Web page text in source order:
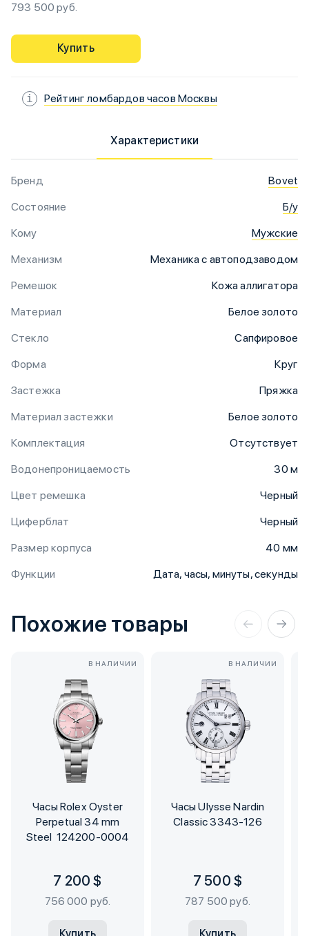
793 500 руб.
Купить
Рейтинг ломбардов часов Москвы
Характеристики
Бренд
Bovet
Состояние
Б/у
Кому
Мужские
Механизм
Механика с автоподзаводом
Ремешок
Кожа аллигатора
Материал
Белое золото
Стекло
Сапфировое
Форма
Круг
Застежка
Пряжка
Материал застежки
Белое золото
Комплектация
Отсутствует
Водонепроницаемость
30 м
Цвет ремешка
Черный
Циферблат
Черный
Размер корпуса
40 мм
Функции
Дата, часы, минуты, секунды
Похожие товары
В НАЛИЧИИ
Часы Rolex Oyster
Perpetual 34 mm
Steel 124200-0004
7 200 $
756 000 руб.
В НАЛИЧИИ
Часы Ulysse Nardin
Classic 3343-126
7 500 $
787 500 руб.